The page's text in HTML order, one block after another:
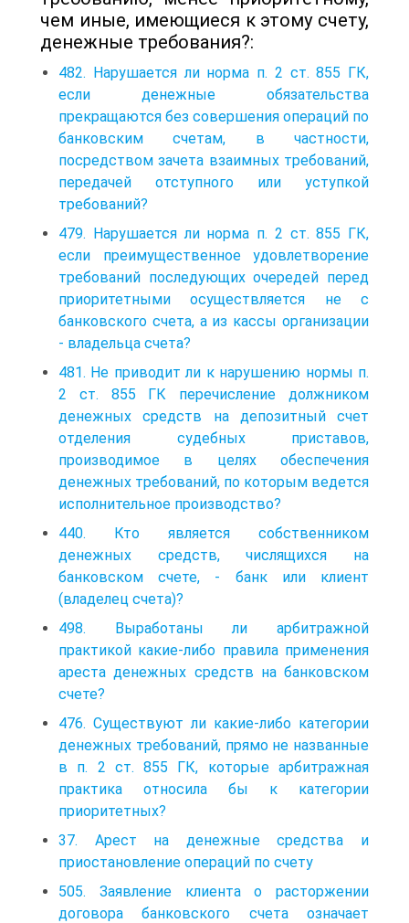
чем иные, имеющиеся к этому счету,
денежные требования?:
482. Нарушается ли норма п. 2 ст. 855 ГК,
если денежные обязательства
прекращаются без совершения операций по
банковским счетам, в частности,
посредством зачета взаимных требований,
передачей отступного или уступкой
требований?
479. Нарушается ли норма п. 2 ст. 855 ГК,
если преимущественное удовлетворение
требований последующих очередей перед
приоритетными осуществляется не с
банковского счета, а из кассы организации
- владельца счета?
481. Не приводит ли к нарушению нормы п.
2 ст. 855 ГК перечисление должником
денежных средств на депозитный счет
отделения судебных приставов,
производимое в целях обеспечения
денежных требований, по которым ведется
исполнительное производство?
440. Кто является собственником
денежных средств, числящихся на
банковском счете, - банк или клиент
(владелец счета)?
498. Выработаны ли арбитражной
практикой какие-либо правила применения
ареста денежных средств на банковском
счете?
476. Существуют ли какие-либо категории
денежных требований, прямо не названные
в п. 2 ст. 855 ГК, которые арбитражная
практика относила бы к категории
приоритетных?
37. Арест на денежные средства и
приостановление операций по счету
505. Заявление клиента о расторжении
договора банковского счета означает